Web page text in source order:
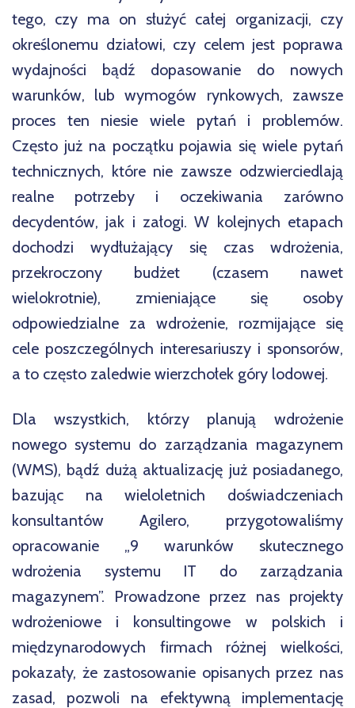
tego, czy ma on służyć całej organizacji, czy
określonemu działowi, czy celem jest poprawa
wydajności bądź dopasowanie do nowych
warunków, lub wymogów rynkowych, zawsze
proces ten niesie wiele pytań i problemów.
Często już na początku pojawia się wiele pytań
technicznych, które nie zawsze odzwierciedlają
realne potrzeby i oczekiwania zarówno
decydentów, jak i załogi. W kolejnych etapach
dochodzi wydłużający się czas wdrożenia,
przekroczony budżet (czasem nawet
wielokrotnie), zmieniające się osoby
odpowiedzialne za wdrożenie, rozmijające się
cele poszczególnych interesariuszy i sponsorów,
a to często zaledwie wierzchołek góry lodowej.
Dla wszystkich, którzy planują wdrożenie
nowego systemu do zarządzania magazynem
(WMS), bądź dużą aktualizację już posiadanego,
bazując na wieloletnich doświadczeniach
konsultantów Agilero, przygotowaliśmy
opracowanie „9 warunków skutecznego
wdrożenia systemu IT do zarządzania
magazynem”. Prowadzone przez nas projekty
wdrożeniowe i konsultingowe w polskich i
międzynarodowych firmach różnej wielkości,
pokazały, że zastosowanie opisanych przez nas
zasad, pozwoli na efektywną implementację